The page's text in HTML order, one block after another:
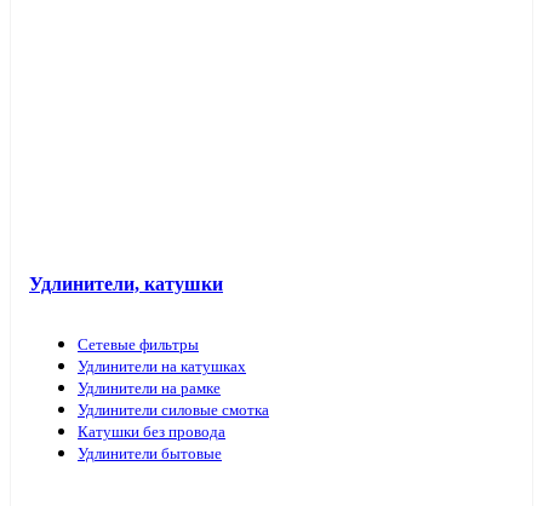
Удлинители, катушки
Сетевые фильтры
Удлинители на катушках
Удлинители на рамке
Удлинители силовые смотка
Катушки без провода
Удлинители бытовые